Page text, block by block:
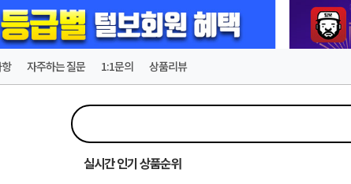
자주하는 질문 1:1문의 상품리뷰
실시간인기 상품순위